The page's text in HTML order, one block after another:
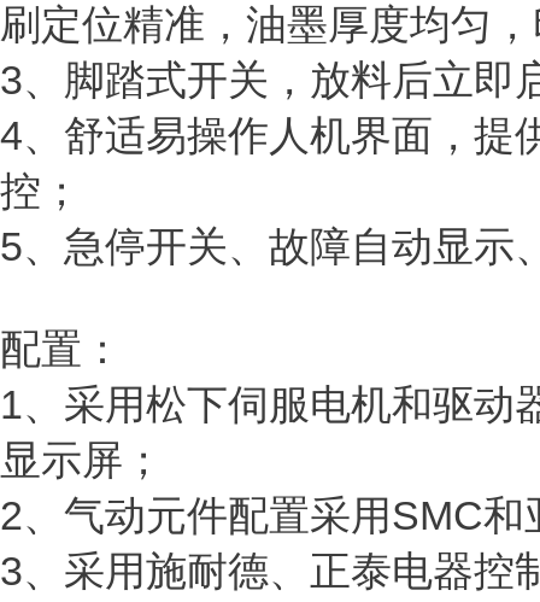
刷定位精准，油墨厚度均匀
3、脚踏式开关，放料后立即
4、舒适易操作人机界面，提
控；
5、急停开关、故障自动显示
配置：
1、采用松下伺服电机和驱动
显示屏；
2、气动元件配置采用SMC和
3、采用施耐德、正泰电器控